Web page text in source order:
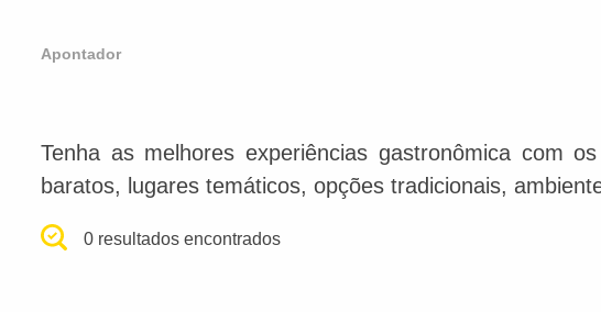
Apontador
Tenha as melhores experiências gastronômica com
baratos, lugares temáticos, opções tradicionais,
0 resultados encontrados